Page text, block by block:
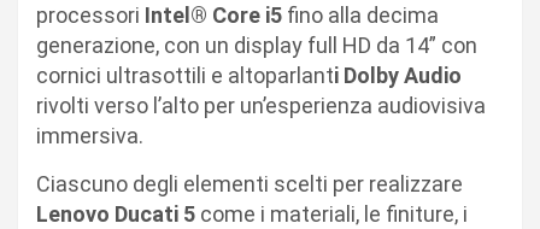
processori Intel® Core i5 fino alla decima
generazione, con un display full HD da 14” con
cornici ultrasottili e altoparlanti Dolby Audio
rivolti verso l’alto per un’esperienza audiovisiva
immersiva.
Ciascuno degli elementi scelti per realizzare
Lenovo Ducati 5 come i materiali, le finiture, i